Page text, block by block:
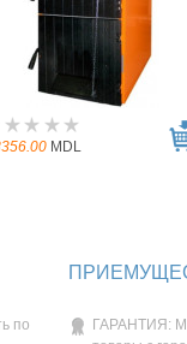
MDL
по
ГАРАНТИЯ: